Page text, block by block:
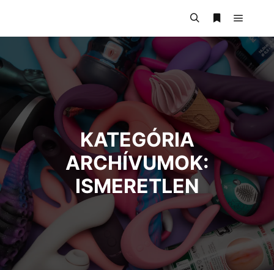
KATEGÓRIA
ARCHÍVUMOK:
ISMERETLEN